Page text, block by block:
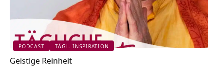
PODCAST TÄGL. INSPIRATION
Geistige Reinheit